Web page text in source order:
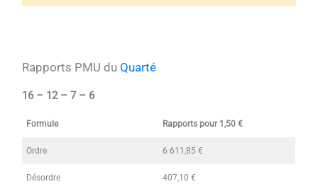
Rapports PMU du Quarté
16 – 12 – 7 – 6
Formule Rapports pour 1,50 €
Ordre 6 611,85 €
Désordre 407,10 €